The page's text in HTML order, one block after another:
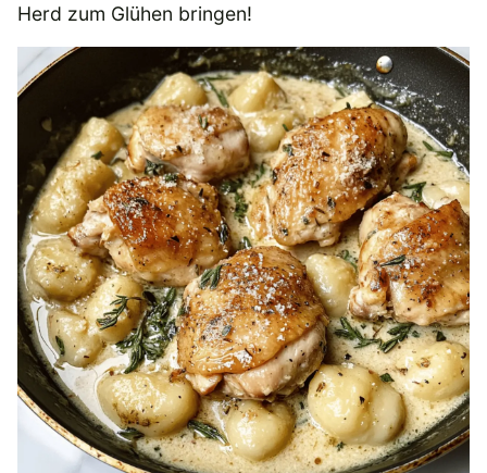
Herd zum Glühen bringen!